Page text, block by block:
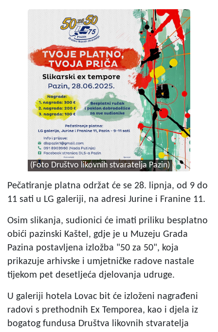
(Foto Društvo likovnih stvaratelja Pazin)
Pečatiranje platna održat će se 28. lipnja, od 9 do
11 sati u LG galeriji, na adresi Jurine i Franine 11.
Osim slikanja, sudionici će imati priliku besplatno
obići pazinski Kaštel, gdje je u Muzeju Grada
Pazina postavljena izložba "50 za 50", koja
prikazuje arhivske i umjetničke radove nastale
tijekom pet desetljeća djelovanja udruge.
U galeriji hotela Lovac bit će izloženi nagrađeni
radovi s prethodnih Ex Temporea, kao i djela iz
bogatog fundusa Društva likovnih stvaratelja